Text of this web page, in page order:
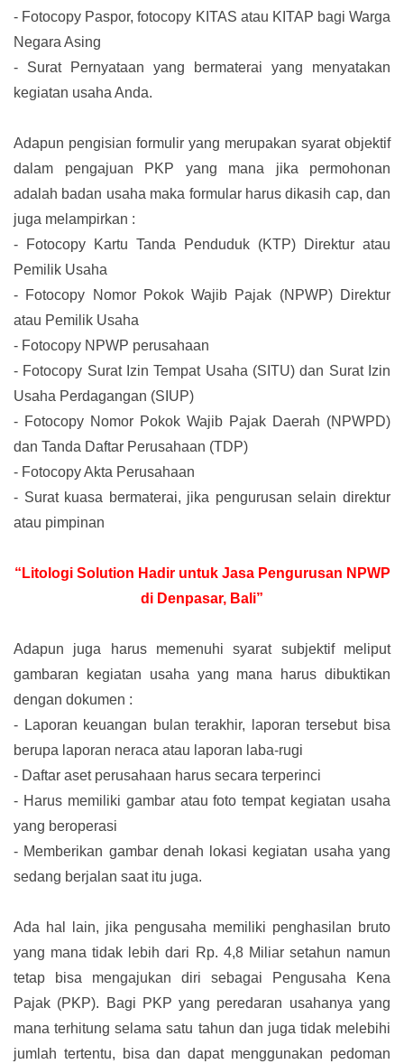
- Fotocopy Paspor, fotocopy KITAS atau KITAP bagi Warga
Negara Asing
-
Surat Pernyataan yang bermaterai yang menyatakan
kegiatan usaha Anda.
Adapun pengisian formulir yang merupakan syarat objektif
dalam pengajuan PKP yang mana jika permohonan
adalah badan usaha maka formular harus dikasih cap, dan
juga melampirkan :
-
Fotocopy Kartu Tanda Penduduk (KTP) Direktur atau
Pemilik Usaha
- Fotocopy Nomor Pokok Wajib Pajak (NPWP) Direktur
atau Pemilik Usaha
- Fotocopy NPWP perusahaan
- Fotocopy Surat Izin Tempat Usaha (SITU) dan Surat Izin
Usaha Perdagangan (SIUP)
- Fotocopy Nomor Pokok Wajib Pajak Daerah (NPWPD)
dan Tanda Daftar Perusahaan (TDP)
- Fotocopy Akta Perusahaan
- Surat kuasa bermaterai, jika pengurusan selain direktur
atau pimpinan
“Litologi Solution Hadir untuk Jasa Pengurusan NPWP
di Denpasar, Bali”
Adapun juga harus memenuhi syarat subjektif meliput
gambaran kegiatan usaha yang mana harus dibuktikan
dengan dokumen :
- Laporan keuangan bulan terakhir, laporan tersebut bisa
berupa laporan neraca atau laporan laba-rugi
- Daftar aset perusahaan harus secara terperinci
- Harus memiliki gambar atau foto tempat kegiatan usaha
yang beroperasi
- Memberikan gambar denah lokasi kegiatan usaha yang
sedang berjalan saat itu juga.
Ada hal lain, jika pengusaha memiliki penghasilan bruto
yang mana tidak lebih dari Rp. 4,8 Miliar setahun namun
tetap bisa mengajukan diri sebagai Pengusaha Kena
Pajak (PKP). Bagi PKP yang peredaran usahanya yang
mana terhitung selama satu tahun dan juga tidak melebihi
jumlah tertentu, bisa dan dapat menggunakan pedoman